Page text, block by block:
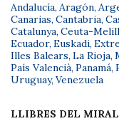
Andalucía, Aragón,
Canarias, Cantabria,
Catalunya, Ceuta-
Ecuador, Euskadi,
Illes Balears, La Rioja,
País Valencià, Panamá,
Uruguay, Venezuela
LLIBRES DEL